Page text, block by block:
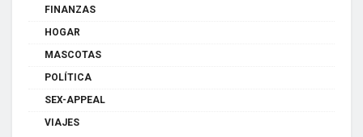
FINANZAS
HOGAR
MASCOTAS
POLÍTICA
SEX-APPEAL
VIAJES